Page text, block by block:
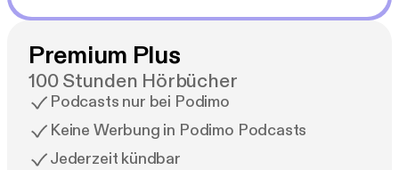
Premium Plus
100 Stunden Hörbücher
Podcasts nur bei Podimo
Keine Werbung in Podimo Podcasts
Jederzeit kündbar